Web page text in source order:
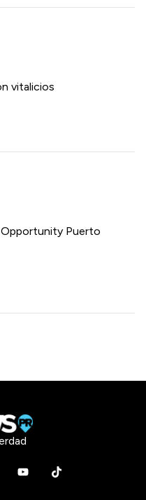
vitalicios
Opportunity Puerto